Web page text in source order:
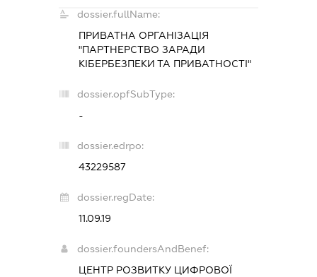
dossier.fullName:
ПРИВАТНА ОРГАНІЗАЦІЯ
"ПАРТНЕРСТВО ЗАРАДИ
КІБЕРБЕЗПЕКИ ТА ПРИВАТНОСТІ"
dossier.opfSubType:
-
dossier.edrpo:
43229587
dossier.regDate:
11.09.19
dossier.foundersAndBenef:
ЦЕНТР РОЗВИТКУ ЦИФРОВОЇ